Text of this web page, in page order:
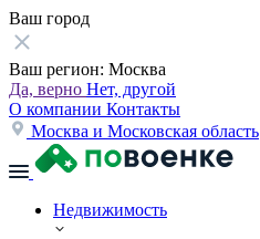
Ваш город
Ваш регион: Москва
Да, верно Нет, другой
О компании Контакты
Москва и Московская область
Недвижимость